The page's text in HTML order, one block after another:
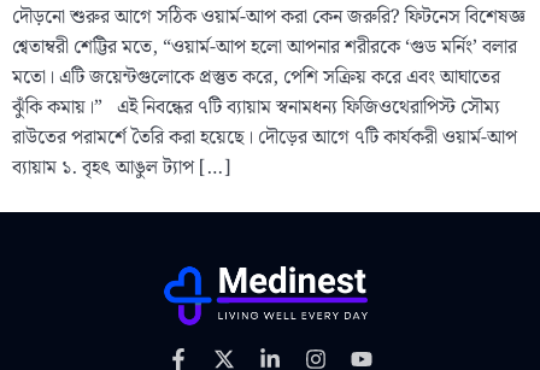
দৌড়নো শুরুর আগে সঠিক ওয়ার্ম-আপ করা কেন জরুরি? ফিটনেস বিশেষজ্ঞ
শ্বেতাম্বরী শেট্টির মতে, “ওয়ার্ম-আপ হলো আপনার শরীরকে ‘গুড মর্নিং’ বলার
মতো। এটি জয়েন্টগুলোকে প্রস্তুত করে, পেশি সক্রিয় করে এবং আঘাতের
ঝুঁকি কমায়।” এই নিবন্ধের ৭টি ব্যায়াম স্বনামধন্য ফিজিওথেরাপিস্ট সৌম্য
রাউতের পরামর্শে তৈরি করা হয়েছে। দৌড়ের আগে ৭টি কার্যকরী ওয়ার্ম-আপ
ব্যায়াম ১. বৃহৎ আঙুল ট্যাপ […]